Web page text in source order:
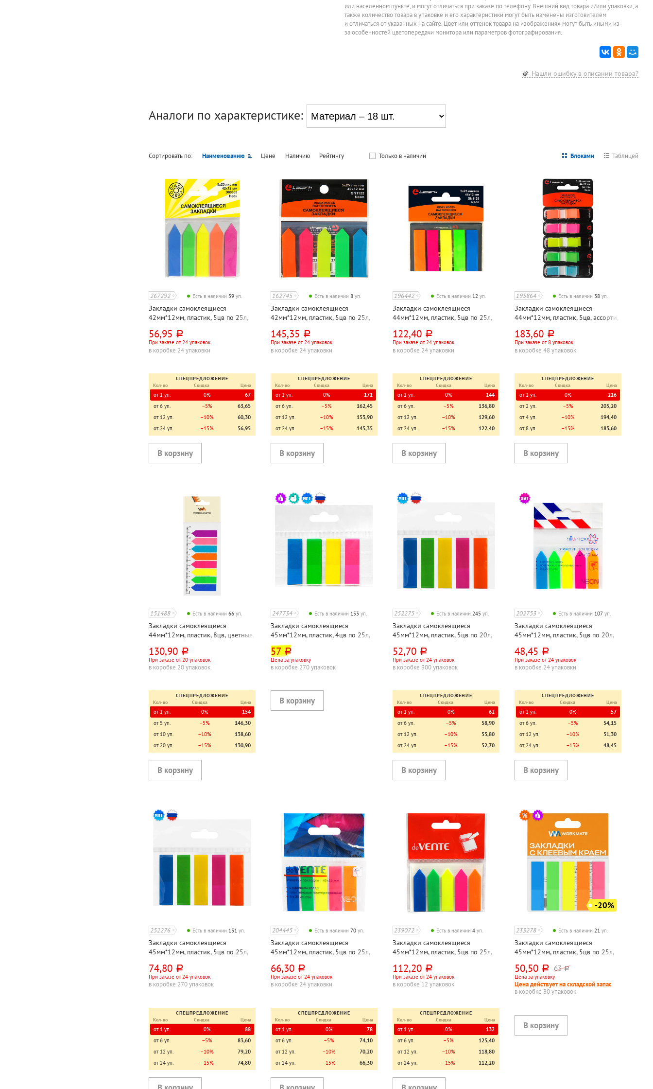
или населенном пункте, и могут отличаться при заказе по телефону. Внешний вид товара и/или упаковки, а
также количество товара в упаковке и его характеристики могут быть изменены изготовителем
и отличаться от указанных на сайте. Цвет или оттенок товара на изображениях могут быть иными из-
за особенностей цветопередачи монитора или параметров фотографирования.
Нашли ошибку в описании товара?
Аналоги по характеристике:
Сортировать по: Наименованию Цене Наличию Рейтингу Только в наличии Блоками Таблицей
267292 Есть в наличии 59 уп.
Закладки самоклеящиеся
42мм*12мм, пластик, 5цв по 25л,
Costo, "Стрелки", 125л
56,95 руб.
При заказе от 24 упаковок
в коробке 24 упаковки
СПЕЦПРЕДЛОЖЕНИЕ
Кол-во
Скидка Цена
от 1 уп. 0%
67
от 6 уп.
−5%
63,65
от 12 уп.
−10%
60,30
от 24 уп.
−15% 56,95
162745 Есть в наличии8 уп.
Закладки самоклеящиеся
42мм*12мм, пластик, 5цв по 25л,
145,35 руб.
При заказе от 24 упаковок
в коробке 24 упаковки
СПЕЦПРЕДЛОЖЕНИЕ
Кол-во
Скидка Цена
от 1 уп. 0%
171
от 6 уп.
−5%
162,45
от 12 уп.
−10%
153,90
от 24 уп.
−15% 145,35
196442 Есть в наличии 12 уп.
Закладки самоклеящиеся
44мм*12мм, пластик, 5цв по 25л,
122,40 руб.
При заказе от 24 упаковок
в коробке 24 упаковки
СПЕЦПРЕДЛОЖЕНИЕ
Кол-во
Скидка Цена
от 1 уп. 0%
144
от 6 уп.
−5%
136,80
от 12 уп.
−10%
129,60
от 24 уп.
−15% 122,40
195864 Есть в наличии 38 уп.
Закладки самоклеящиеся
44мм*12мм, пластик, 5цв, ассорти,
диспенсеров, 100л
183,60 руб.
При заказе от 8 упаковок
в коробке 48 упаковок
СПЕЦПРЕДЛОЖЕНИЕ
Кол-во
Скидка Цена
от 1 уп. 0%
216
от 2 уп.
−5%
205,20
от 4 уп.
−10%
194,40
от 8 уп.
−15% 183,60
151488 Есть в наличии66 уп.
Закладки самоклеящиеся
44мм*12мм, пластик, 8цв, цветные,
200л
130,90 руб.
При заказе от 20 упаковок
в коробке 20 упаковок
СПЕЦПРЕДЛОЖЕНИЕ
Кол-во
Скидка Цена
от 1 уп. 0%
154
от 5 уп.
−5%
146,30
от 10 уп.
−10%
138,60
от 20 уп.
−15% 130,90
247734 Есть в наличии 153 уп.
Закладки самоклеящиеся
45мм*12мм, пластик, 4цв по 25л,
ассорти, 100л
57 руб.
Цена за упаковку
в коробке 270 упаковок
252275 Есть в наличии 245 уп.
Закладки самоклеящиеся
45мм*12мм, пластик, 5цв по 20л,
52,70 руб.
При заказе от 24 упаковок
в коробке 300 упаковок
СПЕЦПРЕДЛОЖЕНИЕ
Кол-во
Скидка Цена
от 1 уп. 0%
62
от 6 уп.
−5%
58,90
от 12 уп.
−10%
55,80
от 24 уп.
−15% 52,70
202753 Есть в наличии 107 уп.
Закладки самоклеящиеся
45мм*12мм, пластик, 5цв по 20л,
48,45 руб.
При заказе от 24 упаковок
в коробке 24 упаковки
СПЕЦПРЕДЛОЖЕНИЕ
Кол-во
Скидка Цена
от 1 уп. 0%
57
от 6 уп.
−5%
54,15
от 12 уп.
−10%
51,30
от 24 уп.
−15% 48,45
252276 Есть в наличии 131 уп.
Закладки самоклеящиеся
45мм*12мм, пластик, 5цв по 25л,
74,80 руб.
При заказе от 24 упаковок
в коробке 270 упаковок
СПЕЦПРЕДЛОЖЕНИЕ
Кол-во
Скидка Цена
от 1 уп. 0%
88
от 6 уп.
−5%
83,60
от 12 уп.
−10%
79,20
от 24 уп.
−15% 74,80
204445 Есть в наличии70 уп.
Закладки самоклеящиеся
45мм*12мм, пластик, 5цв по 25л,
66,30 руб.
При заказе от 24 упаковок
в коробке 24 упаковки
СПЕЦПРЕДЛОЖЕНИЕ
Кол-во
Скидка Цена
от 1 уп. 0%
78
от 6 уп.
−5%
74,10
от 12 уп.
−10%
70,20
от 24 уп.
−15% 66,30
239072 Есть в наличии4 уп.
Закладки самоклеящиеся
45мм*12мм, пластик, 5цв по 25л,
112,20 руб.
При заказе от 24 упаковок
в коробке 12 упаковок
СПЕЦПРЕДЛОЖЕНИЕ
Кол-во
Скидка Цена
от 1 уп. 0%
132
от 6 уп.
−5%
125,40
от 12 уп.
−10%
118,80
от 24 уп.
−15% 112,20
-20%
233278 Есть в наличии21 уп.
Закладки самоклеящиеся
45мм*12мм, пластик, 5цв по 25л,
50,50 руб. 63 руб.
Цена за упаковку
Цена действует на складской запас
в коробке 30 упаковок